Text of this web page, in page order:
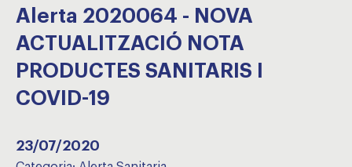
Alerta 2020064 - NOVA
ACTUALITZACIÓ NOTA
PRODUCTES SANITARIS I
COVID-19
23/07/2020